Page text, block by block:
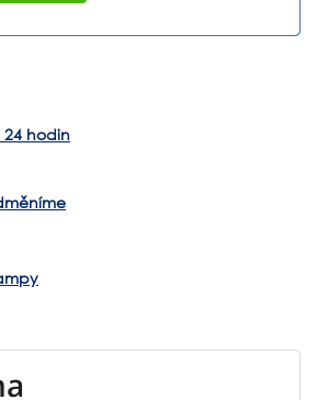
hodin